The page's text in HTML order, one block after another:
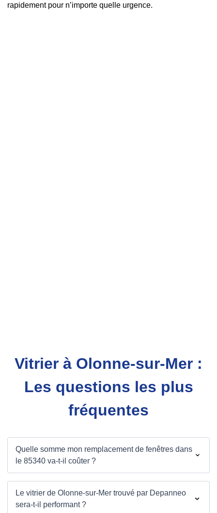
rapidement pour n’importe quelle urgence.
Vitrier à Olonne-sur-Mer :
Les questions les plus
fréquentes
Quelle somme mon remplacement de fenêtres dans
le 85340 va-t-il coûter ?
Le vitrier de Olonne-sur-Mer trouvé par Depanneo
sera-t-il performant ?